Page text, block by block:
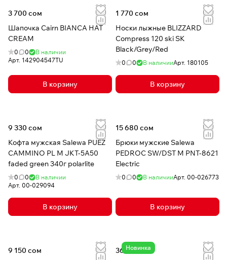
3 700 сом
Шапочка Cairn BIANCA HAT
CREAM
0 0
В наличии
Арт. 142904547TU
В корзину
1 770 сом
Носки лыжные BLIZZARD
Compress 120 ski SK
Black/Grey/Red
0 0 В наличииАрт. 180105
В корзину
9 330 сом
Кофта мужская Salewa PUEZ
CAMMINO PL M JKT-5A50
faded green 340г polarlite
0 0
В наличии
Арт. 00-029094
В корзину
15 680 сом
Брюки мужские Salewa
PEDROC SW/DST M PNT-8621
Electric
0 0 В наличииАрт. 00-026773
В корзину
9 150 сом
Новинка
36 270 сом